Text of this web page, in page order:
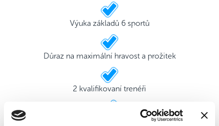
Výuka základů 6 sportů
Důraz na maximální hravost a prožitek
2 kvalifikovaní trenéři
Hrací plán s motivačními samolepkami